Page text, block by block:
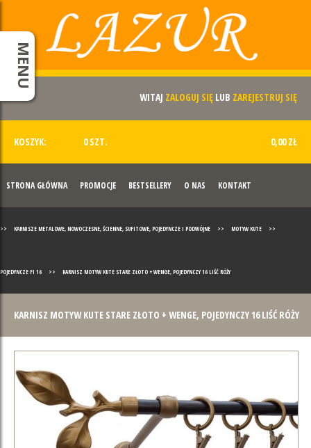
WITAJ ZALOGUJ SIĘ LUB ZAREJESTRUJ SIĘ
KOSZYK: 0 SZT. 0,00 ZŁ
STRONA GŁÓWNA PROMOCJE BESTSELLERY O NAS KONTAKT
MENU
>> KARNISZE METALOWE, NOWOCZESNE, ŚCIENNE, SUFITOWE, POJEDYNCZE I PODWÓJNE >> MOTYW KUTE >>
POJEDYNCZE FI 16 >> KARNISZ MOTYW KUTE STARE ZŁOTO + WENGE, POJEDYNCZY 16 LIŚĆ RÓŻY
KARNISZ MOTYW KUTE STARE ZŁOTO + WENGE, POJEDYNCZY 16 LIŚĆ RÓŻY